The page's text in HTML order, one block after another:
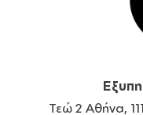
Τεώ 2 Αθήνα,